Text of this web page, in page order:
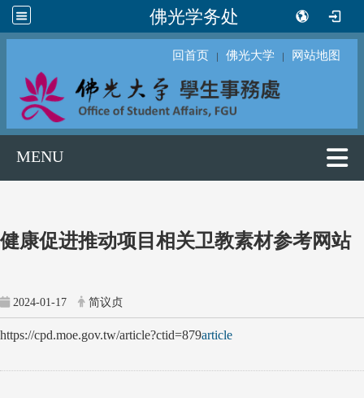
佛光学务处
回首页 ｜ 佛光大学 ｜ 网站地图
MENU
健康促进推动项目相关卫教素材参考网站
2024-01-17 简议贞
https://cpd.moe.gov.tw/article?ctid=879article